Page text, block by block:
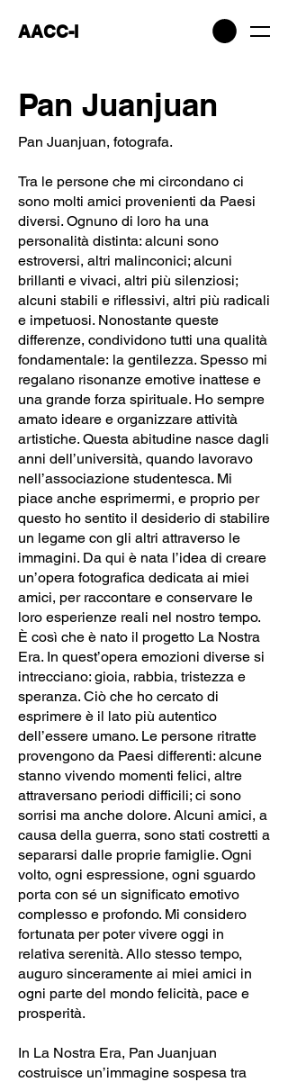
AACC-I
Pan Juanjuan
Pan Juanjuan, fotografa.
Tra le persone che mi circondano ci
sono molti amici provenienti da Paesi
diversi. Ognuno di loro ha una
personalità distinta: alcuni sono
estroversi, altri malinconici; alcuni
brillanti e vivaci, altri più silenziosi;
alcuni stabili e riflessivi, altri più radicali
e impetuosi. Nonostante queste
differenze, condividono tutti una qualità
fondamentale: la gentilezza. Spesso mi
regalano risonanze emotive inattese e
una grande forza spirituale. Ho sempre
amato ideare e organizzare attività
artistiche. Questa abitudine nasce dagli
anni dell’università, quando lavoravo
nell’associazione studentesca. Mi
piace anche esprimermi, e proprio per
questo ho sentito il desiderio di stabilire
un legame con gli altri attraverso le
immagini. Da qui è nata l’idea di creare
un’opera fotografica dedicata ai miei
amici, per raccontare e conservare le
loro esperienze reali nel nostro tempo.
È così che è nato il progetto La Nostra
Era. In quest’opera emozioni diverse si
intrecciano: gioia, rabbia, tristezza e
speranza. Ciò che ho cercato di
esprimere è il lato più autentico
dell’essere umano. Le persone ritratte
provengono da Paesi differenti: alcune
stanno vivendo momenti felici, altre
attraversano periodi difficili; ci sono
sorrisi ma anche dolore. Alcuni amici, a
causa della guerra, sono stati costretti a
separarsi dalle proprie famiglie. Ogni
volto, ogni espressione, ogni sguardo
porta con sé un significato emotivo
complesso e profondo. Mi considero
fortunata per poter vivere oggi in
relativa serenità. Allo stesso tempo,
auguro sinceramente ai miei amici in
ogni parte del mondo felicità, pace e
prosperità.
In La Nostra Era, Pan Juanjuan
costruisce un’immagine sospesa tra